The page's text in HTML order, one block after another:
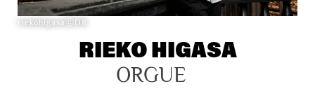
riekohigasaⓒDR
RIEKO HIGASA
ORGUE